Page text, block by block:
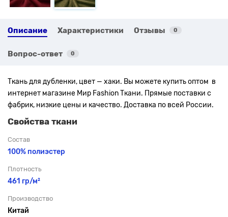
Описание Характеристики Отзывы 0
Вопрос-ответ 0
Ткань для дубленки, цвет — хаки. Вы можете купить оптом в
интернет магазине Мир Fashion Ткани. Прямые поставки с
фабрик, низкие цены и качество. Доставка по всей России.
Свойства ткани
Состав
100% полиэстер
Плотность
461 гр/м²
Производство
Китай